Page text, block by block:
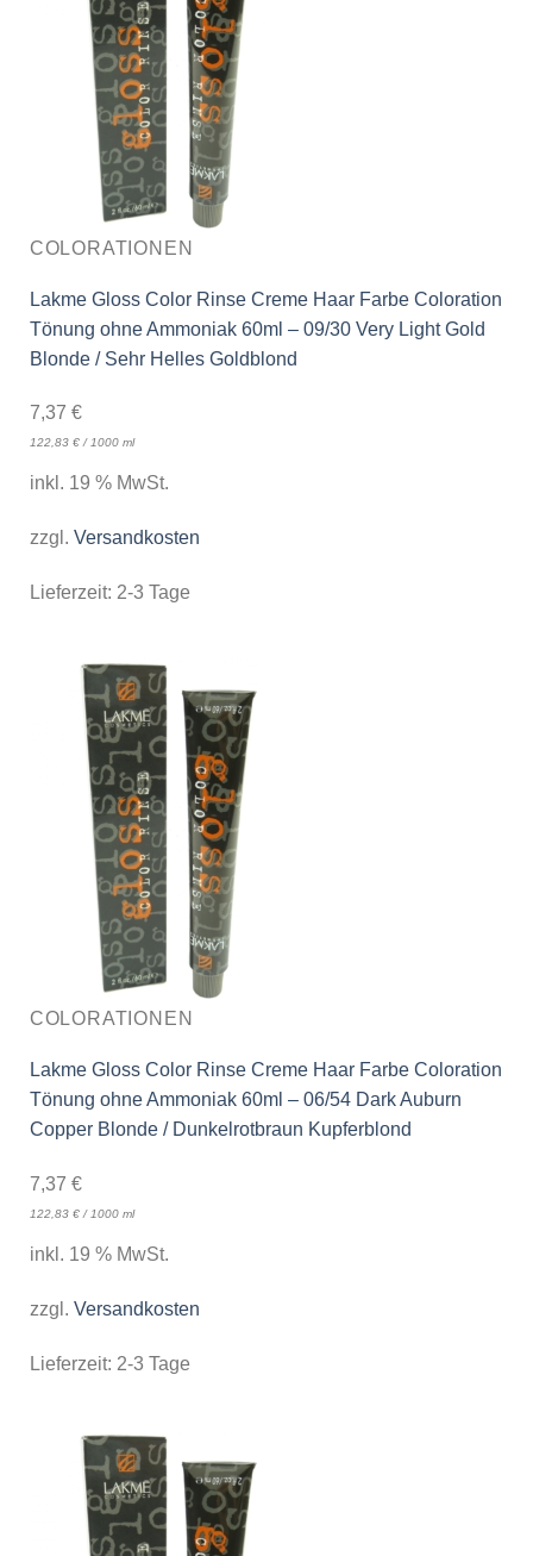
COLORATIONEN
Lakme Gloss Color Rinse Creme Haar Farbe Coloration
Tönung ohne Ammoniak 60ml – 09/30 Very Light Gold
Blonde / Sehr Helles Goldblond
7,37 €
122,83 €/1000 ml
inkl. 19 % MwSt.
zzgl. Versandkosten
Lieferzeit: 2-3 Tage
COLORATIONEN
Lakme Gloss Color Rinse Creme Haar Farbe Coloration
Tönung ohne Ammoniak 60ml – 06/54 Dark Auburn
Copper Blonde / Dunkelrotbraun Kupferblond
7,37 €
122,83 €/ 1000 ml
inkl. 19 % MwSt.
zzgl. Versandkosten
Lieferzeit: 2-3 Tage